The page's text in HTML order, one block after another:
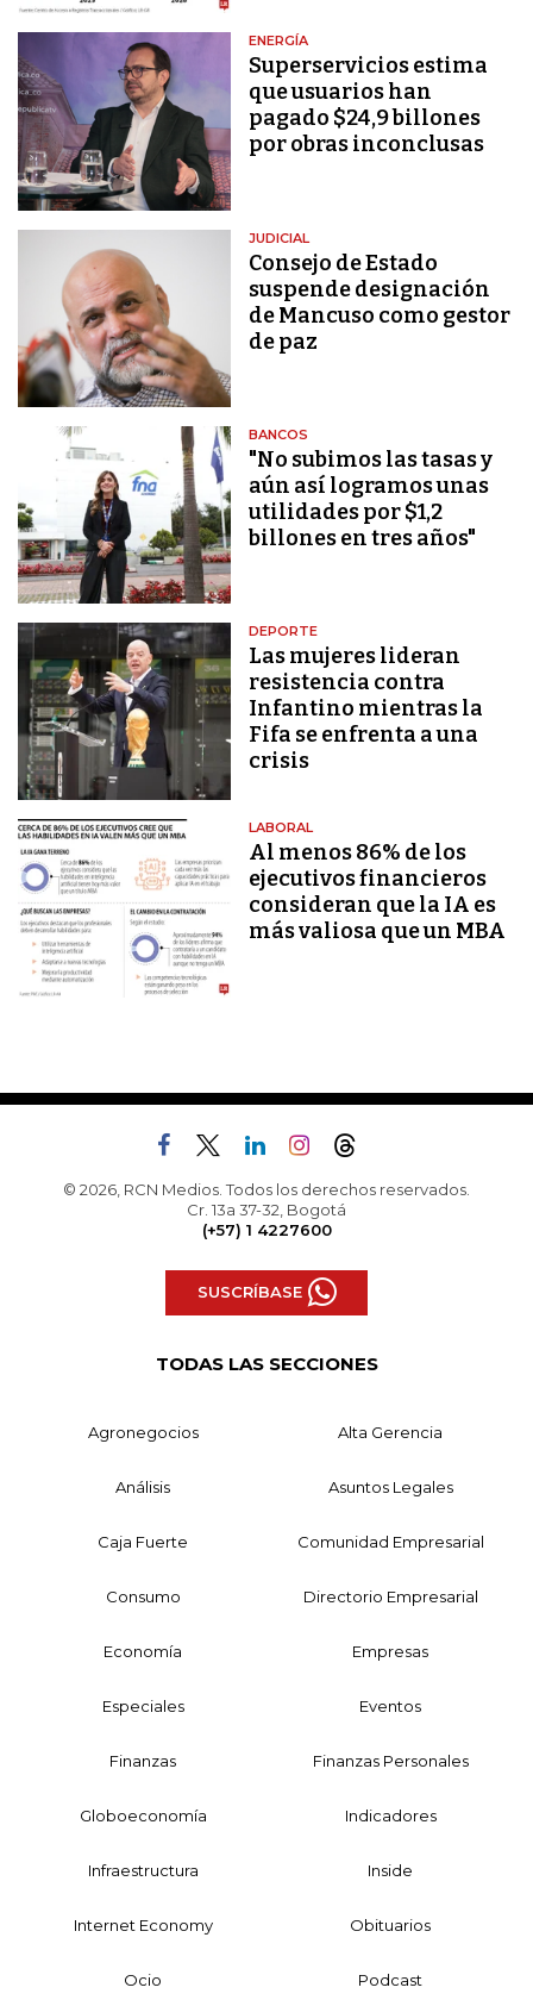
ENERGÍA
Superservicios estima
que usuarios han
pagado $24,9 billones
por obras inconclusas
JUDICIAL
Consejo de Estado
suspende designación
de Mancuso como gestor
de paz
BANCOS
"No subimos las tasas y
aún así logramos unas
utilidades por $1,2
billones en tres años"
DEPORTE
Las mujeres lideran
resistencia contra
Infantino mientras la
Fifa se enfrenta a una
crisis
LABORAL
Al menos 86% de los
ejecutivos financieros
consideran que la IA es
más valiosa que un MBA
© 2026, RCN Medios. Todos los derechos reservados.
Cr. 13a 37-32, Bogotá
(+57) 1 4227600
SUSCRÍBASE
TODAS LAS SECCIONES
Agronegocios Alta Gerencia
Análisis Asuntos Legales
Caja Fuerte Comunidad Empresarial
Consumo Directorio Empresarial
Economía Empresas
Especiales Eventos
Finanzas Finanzas Personales
Globoeconomía Indicadores
Infraestructura Inside
Internet Economy Obituarios
Ocio Podcast